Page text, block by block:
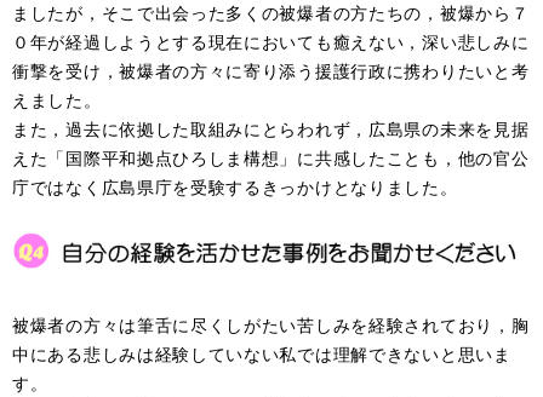
ましたが，そこで出会った多くの被爆者の方たちの，被爆から７
０年が経過しようとする現在においても癒えない，深い悲しみに
衝撃を受け，被爆者の方々に寄り添う援護行政に携わりたいと考
えました。
また，過去に依拠した取組みにとらわれず，広島県の未来を見据
えた「国際平和拠点ひろしま構想」に共感したことも，他の官公
庁ではなく広島県庁を受験するきっかけとなりました。
被爆者の方々は筆舌に尽くしがたい苦しみを経験されており，胸
中にある悲しみは経験していない私では理解できないと思いま
す。